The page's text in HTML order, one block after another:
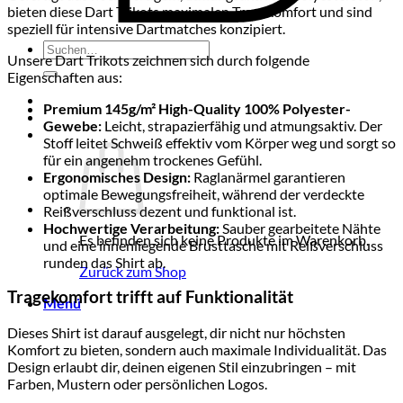
Suchen
nach:
Es befinden sich keine Produkte im Warenkorb.
Zurück zum Shop
Menü
bieten diese Dart Trikots maximalen Tragekomfort und sind
speziell für intensive Dartmatches konzipiert.
Unsere Dart Trikots zeichnen sich durch folgende
Eigenschaften aus:
Premium 145g/m² High-Quality 100% Polyester-
Gewebe: Leicht, strapazierfähig und atmungsaktiv. Der
Stoff leitet Schweiß effektiv vom Körper weg und sorgt so
für ein angenehm trockenes Gefühl.
Ergonomisches Design: Raglanärmel garantieren
optimale Bewegungsfreiheit, während der verdeckte
Reißverschluss dezent und funktional ist.
Hochwertige Verarbeitung: Sauber gearbeitete Nähte
und eine innenliegende Brusttasche mit Reißverschluss
runden das Shirt ab.
Tragekomfort trifft auf Funktionalität
Dieses Shirt ist darauf ausgelegt, dir nicht nur höchsten
Komfort zu bieten, sondern auch maximale Individualität. Das
Design erlaubt dir, deinen eigenen Stil einzubringen – mit
Farben, Mustern oder persönlichen Logos.